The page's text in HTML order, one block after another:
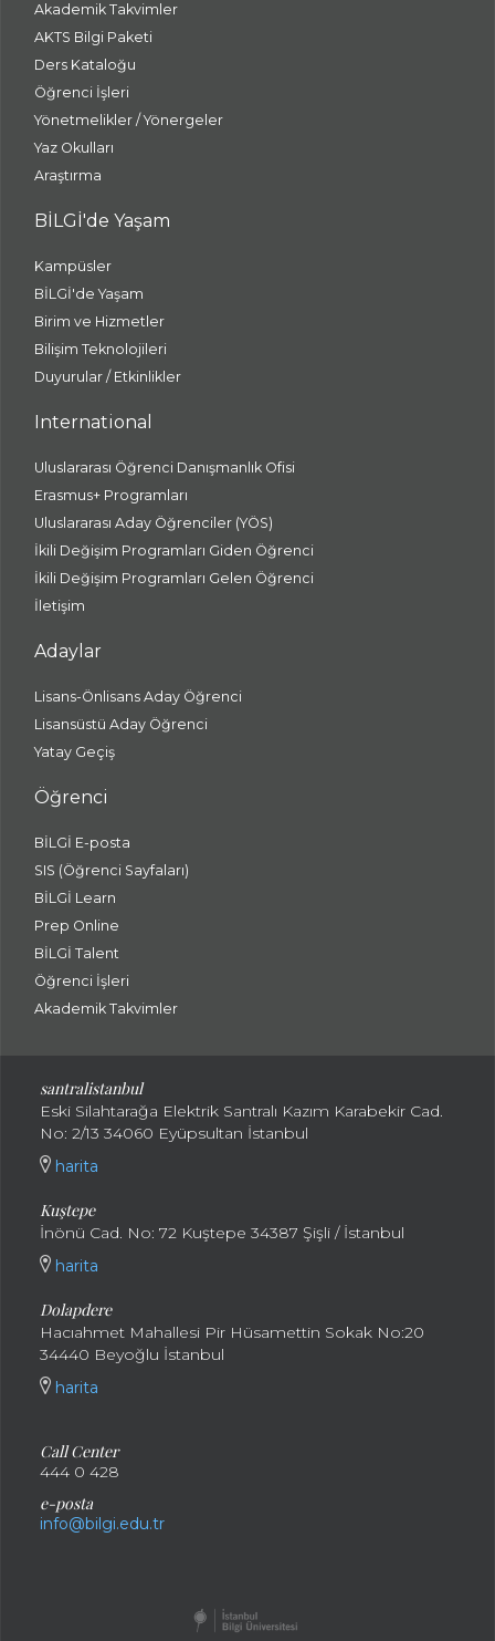
Akademik Takvimler
AKTS Bilgi Paketi
Ders Kataloğu
Öğrenci İşleri
Yönetmelikler / Yönergeler
Yaz Okulları
Araştırma
BİLGİ'de Yaşam
Kampüsler
BİLGİ'de Yaşam
Birim ve Hizmetler
Bilişim Teknolojileri
Duyurular / Etkinlikler
International
Uluslararası Öğrenci Danışmanlık Ofisi
Erasmus+ Programları
Uluslararası Aday Öğrenciler (YÖS)
İkili Değişim Programları Giden Öğrenci
İkili Değişim Programları Gelen Öğrenci
İletişim
Adaylar
Lisans-Önlisans Aday Öğrenci
Lisansüstü Aday Öğrenci
Yatay Geçiş
Öğrenci
BİLGİ E-posta
SIS (Öğrenci Sayfaları)
BİLGİ Learn
Prep Online
BİLGİ Talent
Öğrenci İşleri
Akademik Takvimler
santralistanbul
Eski Silahtarağa Elektrik Santralı Kazım Karabekir Cad.
No: 2/13 34060 Eyüpsultan İstanbul
harita
Kuştepe
İnönü Cad. No: 72 Kuştepe 34387 Şişli / İstanbul
harita
Dolapdere
Hacıahmet Mahallesi Pir Hüsamettin Sokak No:20
34440 Beyoğlu İstanbul
harita
Call Center
444 0 428
e-posta
info@bilgi.edu.tr